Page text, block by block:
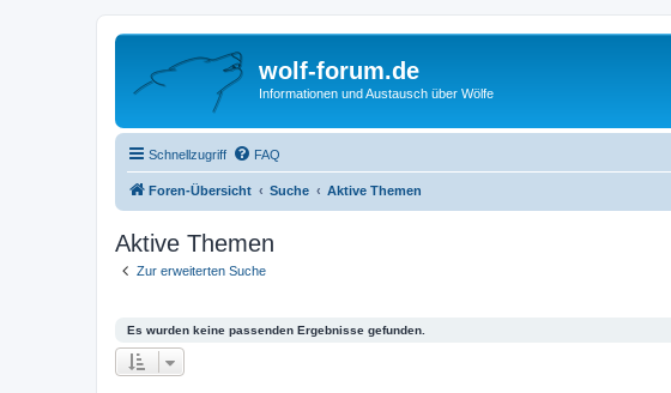
wolf-forum.de
Informationen und Austausch über Wölfe
Schnellzugriff FAQ
Foren-Übersicht Suche Aktive Themen
Aktive Themen
Zur erweiterten Suche
Es wurden keine passenden Ergebnisse gefunden.